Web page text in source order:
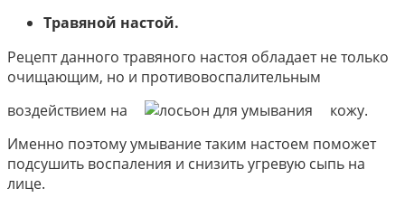
Травяной настой.
Рецепт данного травяного настоя обладает не только
очищающим, но и противовоспалительным
воздействием на
кожу.
Именно поэтому умывание таким настоем поможет
подсушить воспаления и снизить угревую сыпь на
лице.